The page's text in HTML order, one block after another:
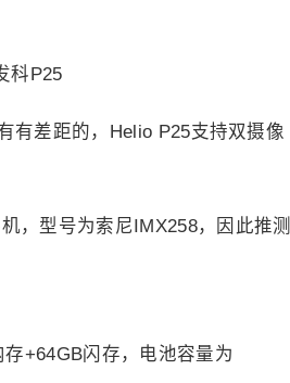
有差距的，Helio P25支持双摄像
，型号为索尼IMX258，因此推测
+64GB闪存，电池容量为